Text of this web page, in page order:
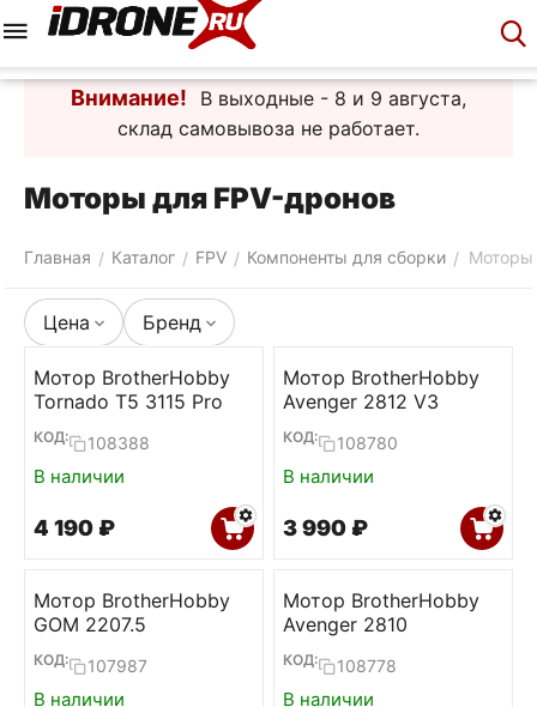
Внимание!
В выходные - 8 и 9 августа,
склад самовывоза не работает.
Моторы для FPV-дронов
Главная / Каталог / FPV / Компоненты для сборки / Моторы
Цена Бренд
Мотор BrotherHobby
Tornado T5 3115 Pro
КОД: 108388
В наличии
4 190 ₽
Мотор BrotherHobby
Avenger 2812 V3
КОД: 108780
В наличии
3 990 ₽
Мотор BrotherHobby
GOM 2207.5
КОД: 107987
В наличии
Мотор BrotherHobby
Avenger 2810
КОД: 108778
В наличии
Корзина